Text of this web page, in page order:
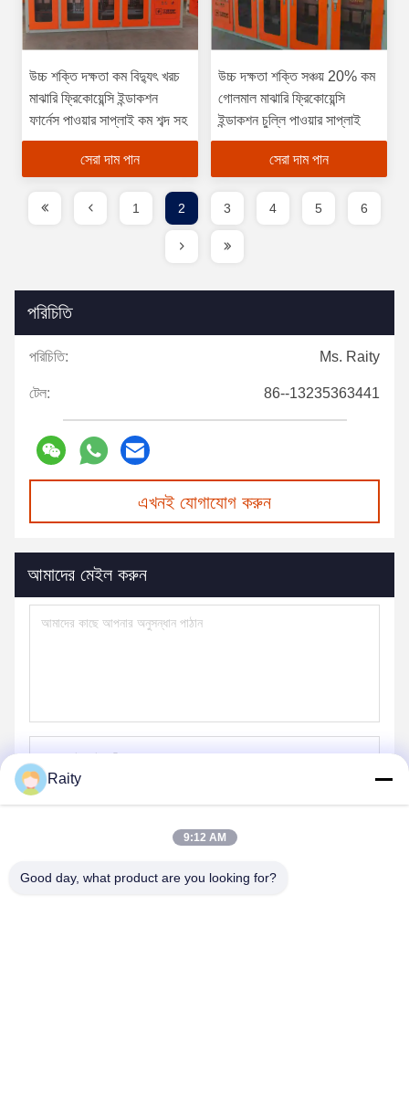
উচ্চ শক্তি দক্ষতা কম বিদ্যুৎ খরচ
মাঝারি ফ্রিকোয়েন্সি ইন্ডাকশন
ফার্নেস পাওয়ার সাপ্লাই কম শব্দ সহ
সেরা দাম পান
উচ্চ দক্ষতা শক্তি সঞ্চয় 20% কম
গোলমাল মাঝারি ফ্রিকোয়েন্সি
ইন্ডাকশন চুল্লি পাওয়ার সাপ্লাই
সেরা দাম পান
1 2 3 4 5 6
পরিচিতি
পরিচিতি: Ms. Raity
টেল: 86--13235363441
এখনই যোগাযোগ করুন
আমাদের মেইল করুন
পাঠান
Raity
9:12 AM
Good day, what product are you looking for?